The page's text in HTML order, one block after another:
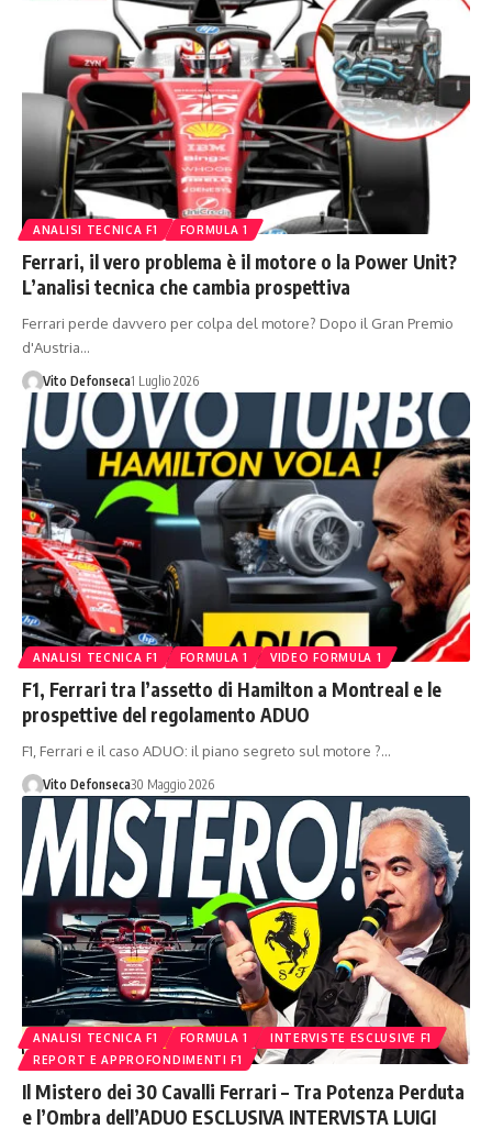
ANALISI TECNICA F1 FORMULA 1
Ferrari, il vero problema è il motore o la Power Unit?
L’analisi tecnica che cambia prospettiva
Ferrari perde davvero per colpa del motore? Dopo il Gran Premio
d'Austria…
Vito Defonseca1 Luglio 2026
ANALISI TECNICA F1 FORMULA 1 VIDEO FORMULA 1
F1, Ferrari tra l’assetto di Hamilton a Montreal e le
prospettive del regolamento ADUO
F1, Ferrari e il caso ADUO: il piano segreto sul motore ?…
Vito Defonseca30 Maggio 2026
ANALISI TECNICA F1 FORMULA 1
INTERVISTE ESCLUSIVE F1
REPORT E APPROFONDIMENTI F1
Il Mistero dei 30 Cavalli Ferrari – Tra Potenza Perduta
e l’Ombra dell’ADUO ESCLUSIVA INTERVISTA LUIGI